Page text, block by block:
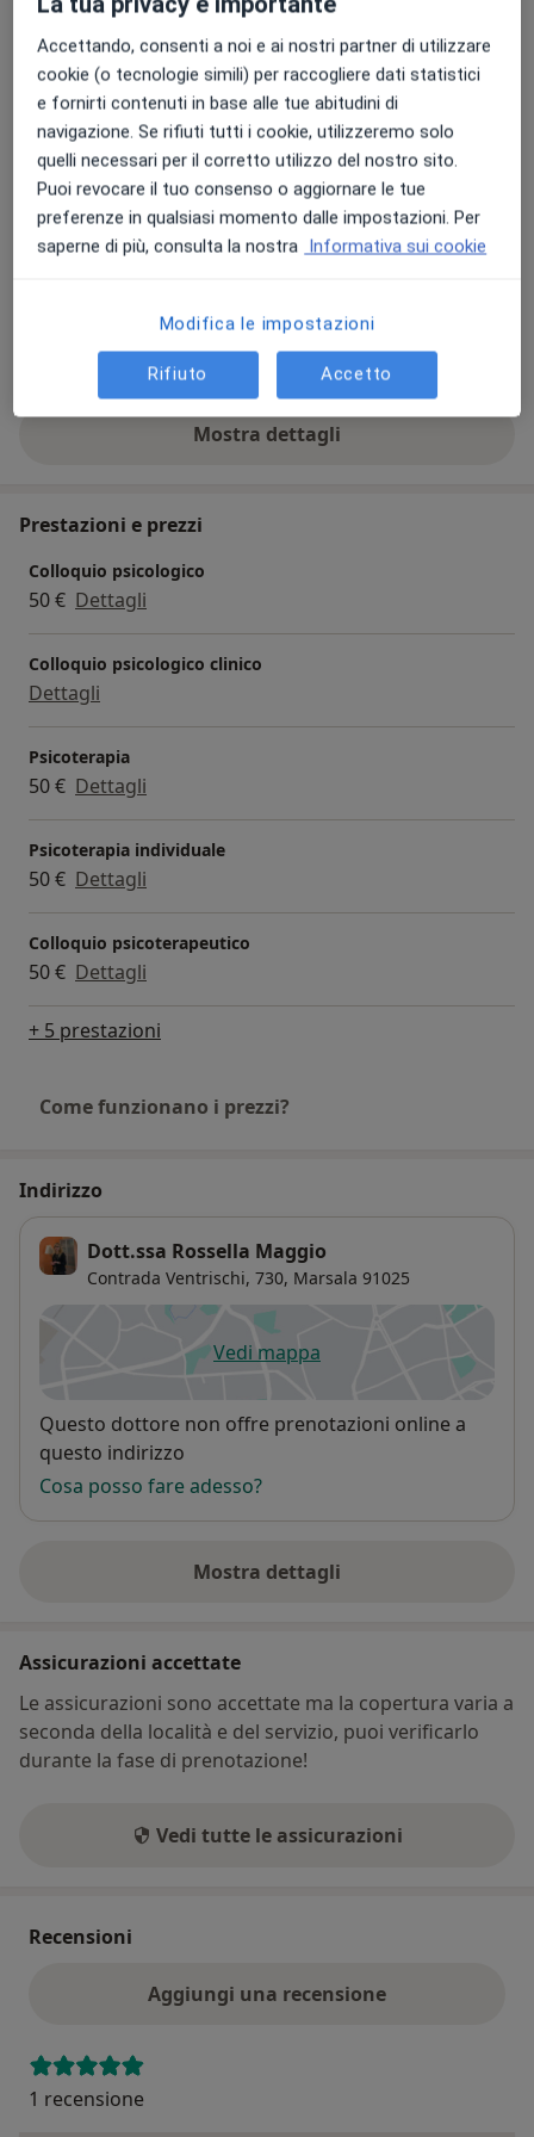
Aree di competenza principali:
Psicologia clinica
Psiconcologia
Principali patologie trattate
Disturbi dell'umore Stress
Anoressia
Disturbo bipolare
Disturbo Ossessivo Compulsivo
+14a11y_sr_more_diseases
Mostra dettagli
sull'esperienza
Prestazioni e prezzi
Colloquio psicologico
50 € Dettagli
Colloquio psicologico clinico
Dettagli
Psicoterapia
50 € Dettagli
Psicoterapia individuale
50 € Dettagli
Colloquio psicoterapeutico
50 € Dettagli
+ 5 prestazioni
Come funzionano i prezzi?
Indirizzo
Dott.ssa Rossella Maggio
Contrada Ventrischi, 730, Marsala 91025
Vedi mappasi apre in una nuova scheda
Disponibilità
Questo dottore non offre prenotazioni online a
questo indirizzo
Cosa posso fare adesso?
Mostra dettagli
sull'indirizzo
Assicurazioni accettate
Le assicurazioni sono accettate ma la copertura varia a
seconda della località e del servizio, puoi verificarlo
durante la fase di prenotazione!
Vedi tutte le assicurazioni
Recensioni
Aggiungi una recensione
1 recensione
Accettando, consenti a noi e ai nostri partner di utilizzare
cookie (o tecnologie simili) per raccogliere dati statistici
e fornirti contenuti in base alle tue abitudini di
navigazione. Se rifiuti tutti i cookie, utilizzeremo solo
quelli necessari per il corretto utilizzo del nostro sito.
Puoi revocare il tuo consenso o aggiornare le tue
preferenze in qualsiasi momento dalle impostazioni. Per
saperne di più, consulta la nostra Informativa sui cookie
Modifica le impostazioni
Rifiuto Accetto